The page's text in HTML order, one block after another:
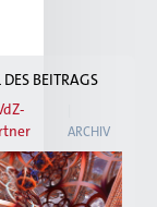
BEITRAGS
ARCHIV